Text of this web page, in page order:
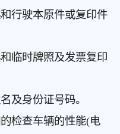
行驶本原件或复印件
临时牌照及发票复印
身份证号码。
检查车辆的性能(电